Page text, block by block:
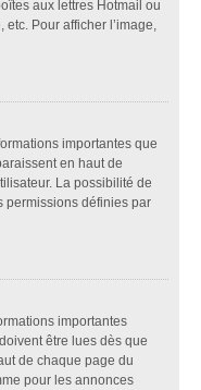
aux lettres Hotmail ou
Pour afficher l’image,
importantes que
en haut de
La possibilité de
permissions définies par
importantes
être lues dès que
de chaque page du
pour les annonces